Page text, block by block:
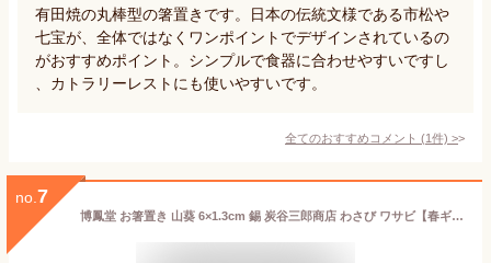
有田焼の丸棒型の箸置きです。日本の伝統文様である市松や
七宝が、全体ではなくワンポイントでデザインされているの
がおすすめポイント。シンプルで食器に合わせやすいですし
、カトラリーレストにも使いやすいです。
全てのおすすめコメント (1件) >
no. 7
博鳳堂 お箸置き 山葵 6×1.3cm 錫 炭谷三郎商店 わさび ワサビ【春ギフト】 薬味 和柄 植物 リアル 野菜 香辛料 おしゃれ テーブルウェア はしおき デザイン 形状 かたち ダイニング 錫製品 made in Japan 手仕事 伝統工芸 抗菌 蕎麦屋 割烹 料亭 寿司屋 おすすめ